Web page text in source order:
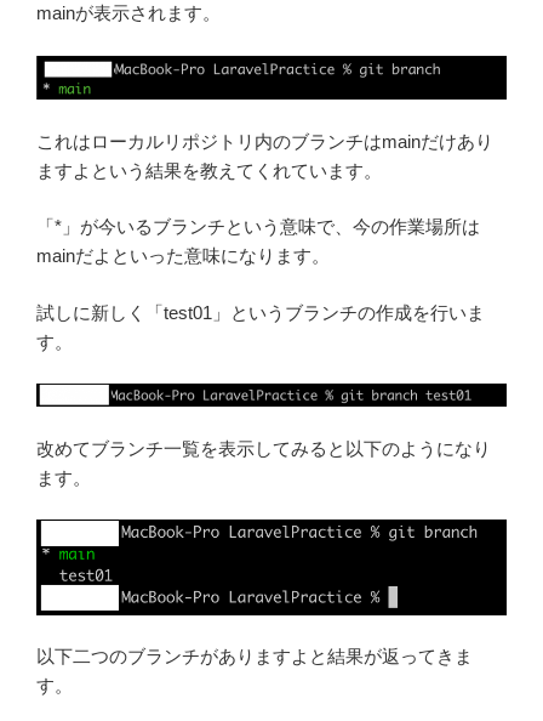
mainが表示されます。
これはローカルリポジトリ内のブランチはmainだけあり
ますよという結果を教えてくれています。
「*」が今いるブランチという意味で、今の作業場所は
mainだよといった意味になります。
試しに新しく「test01」というブランチの作成を行いま
す。
改めてブランチ一覧を表示してみると以下のようになり
ます。
以下二つのブランチがありますよと結果が返ってきま
す。